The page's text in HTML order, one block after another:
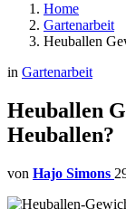
Home
Gartenarbeit
Heuballen
in Gartenarbeit
Heuballen
Heuballen?
von Hajo Simons